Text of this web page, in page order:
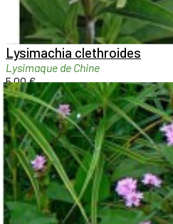
Aperçu rapide 
Lysimachia clethroides
Lysimaque de Chine
5,00 €
Voir détails